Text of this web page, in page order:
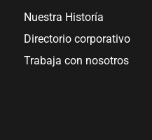
Nuestra Historía
Directorio corporativo
Trabaja con nosotros